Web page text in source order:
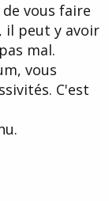
vous faire
il peut y avoir
mal.
vous
C'est